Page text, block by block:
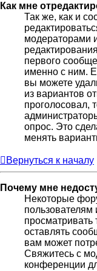
Как мне
Так же, как и
модераторами
первого
именно с ним.
вы можете
из вариантов
проголосовал,
опрос. Это
менять
Вернуться к началу
Почему мне
Некоторые
пользователям
оставлять
вам может
Свяжитесь с
конференции